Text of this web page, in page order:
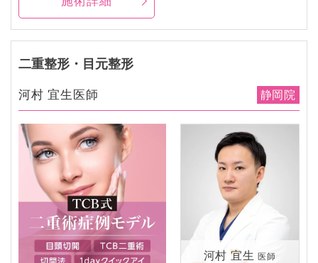
二重整形・目元整形
河村 宜生医師 静岡院
河村 宜生 医師